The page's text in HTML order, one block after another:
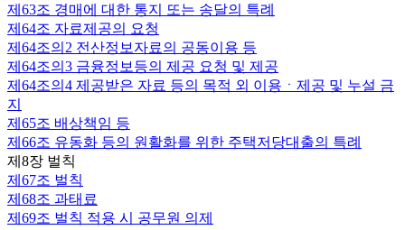
제63조 경매에 대한 통지 또는 송달의 특례
제64조 자료제공의 요청
제64조의2 전산정보자료의 공동이용 등
제64조의3 금융정보등의 제공 요청 및 제공
제64조의4 제공받은 자료 등의 목적 외 이용ㆍ제공 및 누설 금
지
제65조 배상책임 등
제66조 유동화 등의 원활화를 위한 주택저당대출의 특례
제8장 벌칙
제67조 벌칙
제68조 과태료
제69조 벌칙 적용 시 공무원 의제